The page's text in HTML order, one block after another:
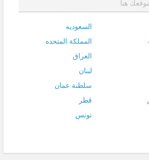
السعوديه
المملكة المتحده
العراق
لبنان
سلطنة عمان
قطر
تونس